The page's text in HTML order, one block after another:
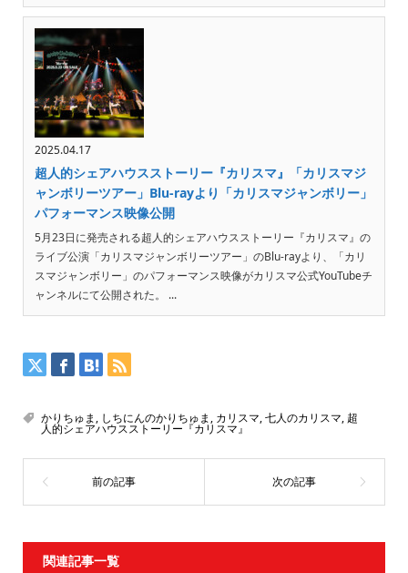
2025.04.17
超人的シェアハウスストーリー『カリスマ』「カリスマジ
ャンボリーツアー」Blu-rayより「カリスマジャンボリー」
パフォーマンス映像公開
5月23日に発売される超人的シェアハウスストーリー『カリスマ』の
ライブ公演「カリスマジャンボリーツアー」のBlu-rayより、「カリ
スマジャンボリー」のパフォーマンス映像がカリスマ公式YouTubeチ
ャンネルにて公開された。 ...
かりちゅま , しちにんのかりちゅま , カリスマ,七人のカリスマ, 超
人的シェアハウスストーリー『カリスマ』
関連記事一覧